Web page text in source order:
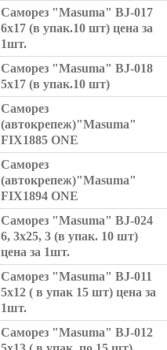
Саморез "Masuma" BJ-017
6x17 (в упак.10 шт) цена за
1шт.
Саморез "Masuma" BJ-018
5x17 (в упак.10 шт)
Саморез
(автокрепеж)"Masuma"
FIX1885 ONE
Саморез
(автокрепеж)"Masuma"
FIX1894 ONE
Саморез "Masuma" BJ-024
6, 3x25, 3 (в упак. 10 шт)
цена за 1шт.
Саморез "Masuma" BJ-011
5x12 ( в упак 15 шт) цена за
1шт.
Саморез "Masuma" BJ-012